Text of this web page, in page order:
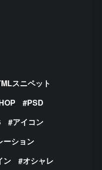
スニペット
PSD
アイコン
ーション
ン
オシャレ